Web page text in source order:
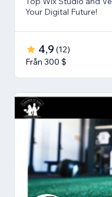
Your Digital Future!
4,9 (12)
Från 300 $